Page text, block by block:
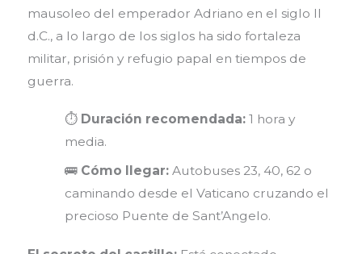
mausoleo del emperador Adriano en el siglo II
d.C., a lo largo de los siglos ha sido fortaleza
militar, prisión y refugio papal en tiempos de
guerra.
⏱️ Duración recomendada: 1 hora y
media.
🚌 Cómo llegar: Autobuses 23, 40, 62 o
caminando desde el Vaticano cruzando el
precioso Puente de Sant’Angelo.